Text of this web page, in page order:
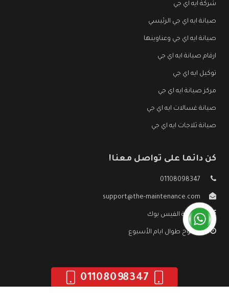
شركة ايه اي جي
صيانة ايه اي جي الرئيسي
صيانة ايه اي جي وعناوينها
ارقام صيانة ايه اي جي
توكيل ايه اي جي
مركز صيانة ايه اي جي
صيانة غسالات ايه اي جي
صيانة ثلاجات ايه اي جي
كن دائما على تواصل معنا!
01108098347
support@the-maintenance.com
صفحة الفيس بوك
مفتوح طوال ايام الأسبوع
01108098347